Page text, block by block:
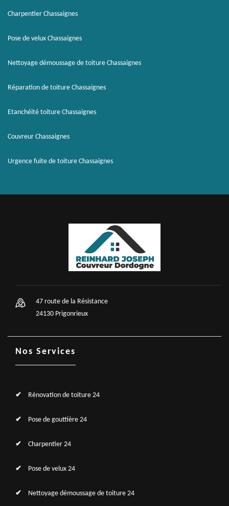
Charpentier Chassaignes
Pose de velux Chassaignes
Nettoyage démoussage de toiture Chassaignes
Réparation de toiture Chassaignes
Etanchéité toiture Chassaignes
Couvreur Chassaignes
Urgence fuite de toiture Chassaignes
47 route de la Résistance
24130 Prigonrieux
Nos Services
Rénovation de toiture 24
Pose de gouttière 24
Charpentier 24
Pose de velux 24
Nettoyage démoussage de toiture 24